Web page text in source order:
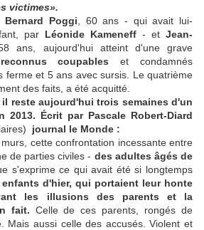
victimes».
Bernard Poggi , 60 ans - qui avait lui-
par Léonide Kameneff - et Jean-
ans, aujourd'hui atteint d'une grave
coupables et condamnés
ferme et 5 ans avec sursis. Le quatrième
des faits, a été acquitté.
il reste aujourd'hui trois semaines d'un
2013. Écrit par Pascale Robert-Diard
journal le Monde :
cette confrontation incessante entre
de parties civiles - des adultes âgés de
s'exprime ce qui avait été si longtemps
d'hier, qui portaient leur honte
les illusions des parents et la
fait. Celle de ces parents, rongés de
Mais aussi celle des accusés. Violent et